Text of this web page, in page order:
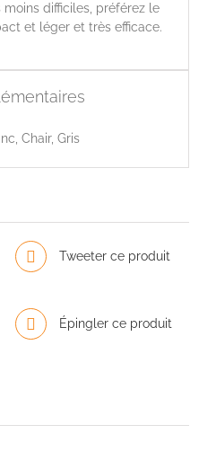
moins difficiles, préférez le
et léger et très efficace.
Chair, Gris
Tweeter ce produit
Épingler ce produit